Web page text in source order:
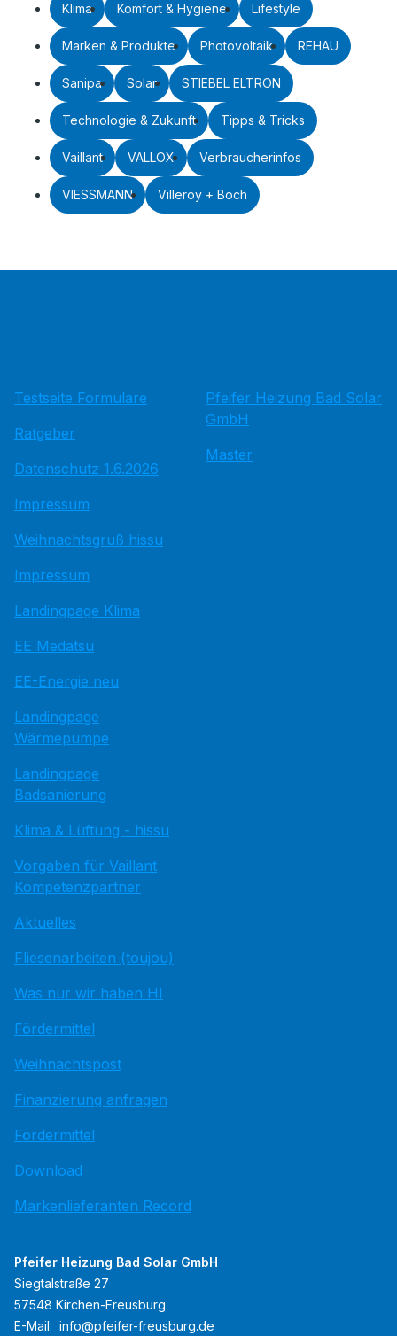
Klima Komfort & Hygiene Lifestyle
Marken & Produkte Photovoltaik REHAU
Sanipa Solar STIEBEL ELTRON
Technologie & Zukunft Tipps & Tricks
Vaillant VALLOX Verbraucherinfos
VIESSMANN Villeroy + Boch
Testseite Formulare
Ratgeber
Datenschutz 1.6.2026
Impressum
Weihnachtsgruß hissu
Impressum
Landingpage Klima
EE Medatsu
EE-Energie neu
Landingpage
Wärmepumpe
Landingpage
Badsanierung
Klima & Lüftung - hissu
Vorgaben für Vaillant
Kompetenzpartner
Aktuelles
Fliesenarbeiten (toujou)
Was nur wir haben HI
Fördermittel
Weihnachtspost
Finanzierung anfragen
Fördermittel
Download
Markenlieferanten Record
Pfeifer Heizung Bad Solar
GmbH
Master
Pfeifer Heizung Bad Solar GmbH
Siegtalstraße 27
57548 Kirchen-Freusburg
E-Mail: info@pfeifer-freusburg.de